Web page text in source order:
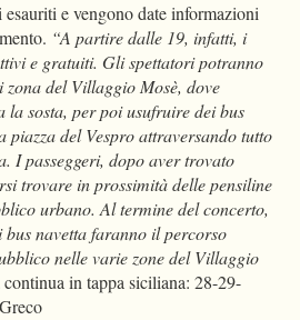
e vengono date informazioni
“A partire dalle 19, infatti, i
e gratuiti. Gli spettatori potranno
del Villaggio Mosè, dove
la sosta, per poi usufruire dei bus
piazza del Vespro attraversando tutto
I passeggeri, dopo aver trovato
trovare in prossimità delle pensiline
urbano. Al termine del concerto,
navetta faranno il percorso
nelle varie zone del Villaggio
in tappa siciliana: 28-29-